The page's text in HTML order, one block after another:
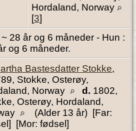
Hordaland, Norway
[3]
28 år og 6 måneder - Hun :
og 6 måneder.
Bastesdatter Stokke,
Stokke, Osterøy,
Norway
d. 1802,
Osterøy, Hordaland,
(Alder 13 år) [Far:
[Mor: fødsel]